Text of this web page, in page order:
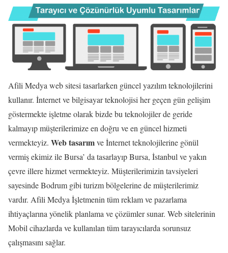
Afili Medya web sitesi tasarlarken güncel yazılım teknolojilerini
kullanır. İnternet ve bilgisayar teknolojisi her geçen gün gelişim
göstermekte işletme olarak bizde bu teknolojiler de geride
kalmayıp müşterilerimize en doğru ve en güncel hizmeti
vermekteyiz. Web tasarımve İnternet teknolojilerine gönül
vermiş ekimiz ile Bursa’ da tasarlayıp Bursa, İstanbul ve yakın
çevre illere hizmet vermekteyiz. Müşterilerimizin tavsiyeleri
sayesinde Bodrum gibi turizm bölgelerine de müşterilerimiz
vardır. Afili Medya İşletmenin tüm reklam ve pazarlama
ihtiyaçlarına yönelik planlama ve çözümler sunar. Web sitelerinin
Mobil cihazlarda ve kullanılan tüm tarayıcılarda sorunsuz
çalışmasını sağlar.